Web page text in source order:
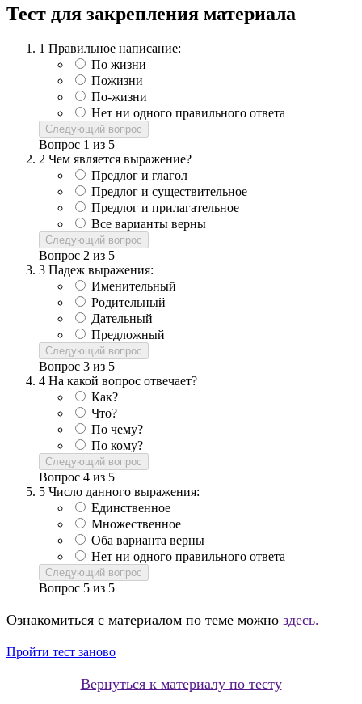
Тест для закрепления материала
1 Правильное написание:
По жизни
Пожизни
По-жизни
Нет ни одного правильного ответа
Следующий вопрос
Вопрос 1 из 5
2 Чем является выражение?
Предлог и глагол
Предлог и существительное
Предлог и прилагательное
Все варианты верны
Следующий вопрос
Вопрос 2 из 5
3 Падеж выражения:
Именительный
Родительный
Дательный
Предложный
Следующий вопрос
Вопрос 3 из 5
4 На какой вопрос отвечает?
Как?
Что?
По чему?
По кому?
Следующий вопрос
Вопрос 4 из 5
5 Число данного выражения:
Единственное
Множественное
Оба варианта верны
Нет ни одного правильного ответа
Следующий вопрос
Вопрос 5 из 5
Ознакомиться с материалом по теме можно здесь.
Пройти тест заново
Вернуться к материалу по тесту